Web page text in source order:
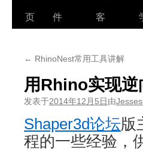
至页 件 客
← RhinoNest常用工具讲解
用Rhino实现
发表于2014年12月5日由
Shaper3d论坛版
程的一些经验，